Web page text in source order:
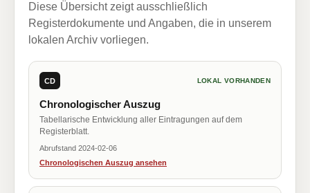
Diese Übersicht zeigt ausschließlich
Registerdokumente und Angaben, die in unserem
lokalen Archiv vorliegen.
CD LOKAL VORHANDEN
Chronologischer Auszug
Tabellarische Entwicklung aller Eintragungen auf dem
Registerblatt.
Abrufstand 2024-02-06
Chronologischen Auszug ansehen